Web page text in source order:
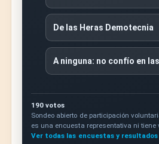
De las Heras Demotecnia
A ninguna: no confío en
190 votos
Sondeo abierto de participación
es una encuesta representativa ni tiene
Ver todas las encuestas y resultados